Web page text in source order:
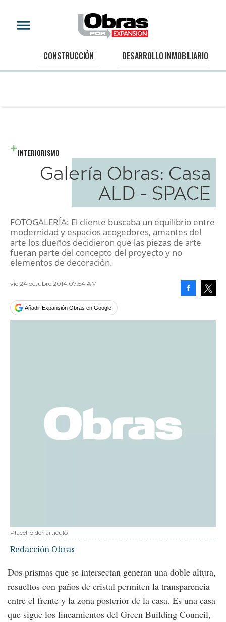
CONSTRUCCIÓN DESARROLLO INMOBILIARIO
INTERIORISMO
Galería Obras: Casa
ALD - SPACE
FOTOGALERÍA: El cliente buscaba un equilibrio entre
modernidad y espacios acogedores, amantes del
arte los dueños decidieron que las piezas de arte
fueran parte del concepto del proyecto y no
elementos de decoración.
vie 24 octubre 2014 07:54 AM
Añadir Expansión Obras en Google
Placeholder articulo
Redacción Obras
Dos prismas que se intersectan generan una doble altura,
resueltos con paños de cristal permiten la transparencia
entre el frente y la zona posterior de la casa. Es una casa
que sigue los lineamientos del Green Building Council,